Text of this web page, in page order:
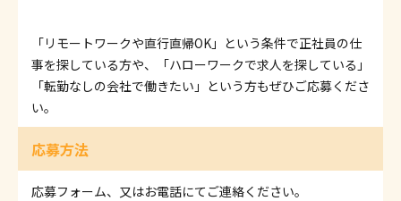
「リモートワークや直行直帰OK」という条件で正社員の仕
事を探している方や、「ハローワークで求人を探している」
「転勤なしの会社で働きたい」という方もぜひご応募くださ
い。
応募方法
応募フォーム、又はお電話にてご連絡ください。